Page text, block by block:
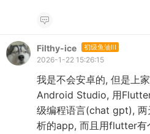
Filthy-ice 初级鱼油III
2026-1-22 15:26:15
我是不会安卓的, 但是上
Android Studio, 用
级编程语言(chat gpt), 两
析的app, 而且用flutter有